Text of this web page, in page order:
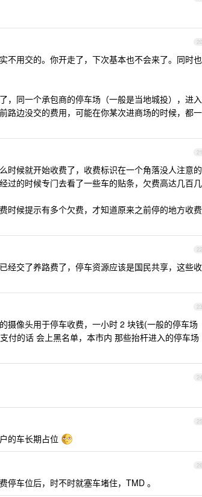
20
不用交的。你开走了，下次基本也不会来了。同时也
，同一个承包商的停车场（一般是当地城投），进入
路边没交的费用，可能在你某次进商场的时候，都一
21
时候就开始收费了，收费标识在一个角落没人注意的
过的时候专门去看了一些车的贴条，欠费高达几百几
时候提示有多个欠费，才知道原来之前停的地方收费
22
经交了养路费了，停车资源应该是国民共享，这些收
23
摄像头用于停车收费，一小时 2 块钱(一般的停车场
付的话 会上黑名单，本市内 那些抬杆进入的停车场
24
25
的车长期占位
26
车位后，时不时就塞车堵住，TMD 。